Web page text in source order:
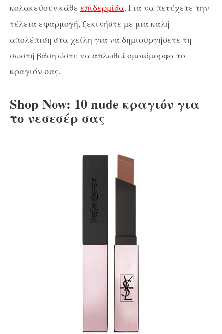
κολακεύουν κάθε επιδερμίδα. Για να πετύχετε την
τέλεια εφαρμογή, ξεκινήστε με μια καλή
απολέπιση στα χείλη για να δημιουργήσετε τη
σωστή βάση ώστε να απλωθεί ομοιόμορφα το
κραγιόν σας.
Shop Now: 10 nude κραγιόν για
το νεσεσέρ σας